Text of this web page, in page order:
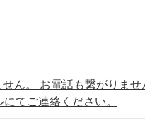
ん。 お電話も繋がりませ
てご連絡ください。